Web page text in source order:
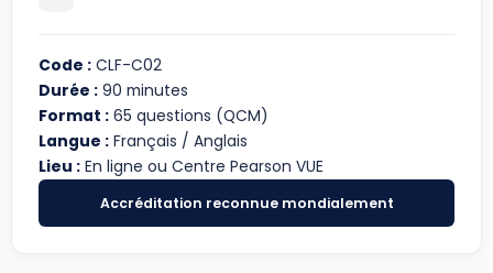
Code : CLF-C02
Durée : 90 minutes
Format : 65 questions (QCM)
Langue : Français / Anglais
Lieu : En ligne ou Centre Pearson VUE
Accréditation reconnue mondialement